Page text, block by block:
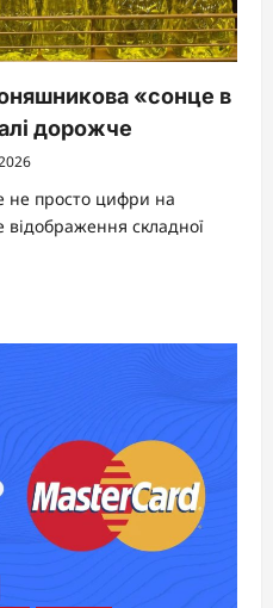
«сонце в
дорожче
не просто цифри на
відображення складної